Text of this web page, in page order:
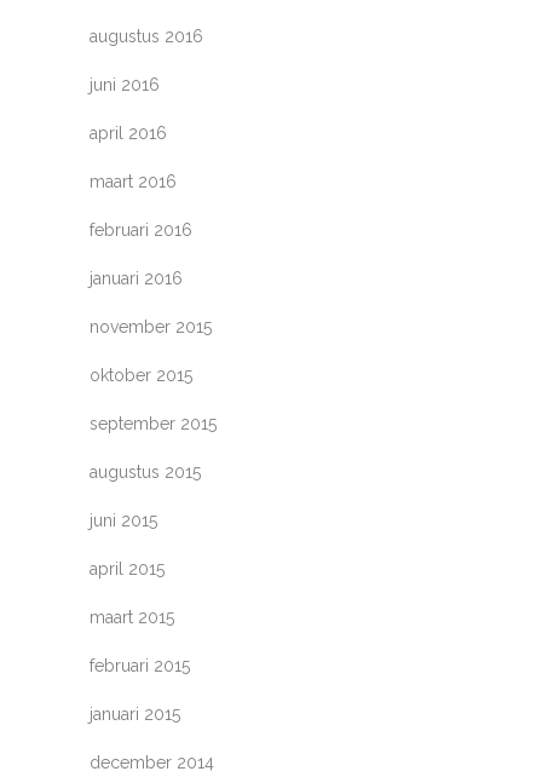
augustus 2016
juni 2016
april 2016
maart 2016
februari 2016
januari 2016
november 2015
oktober 2015
september 2015
augustus 2015
juni 2015
april 2015
maart 2015
februari 2015
januari 2015
december 2014